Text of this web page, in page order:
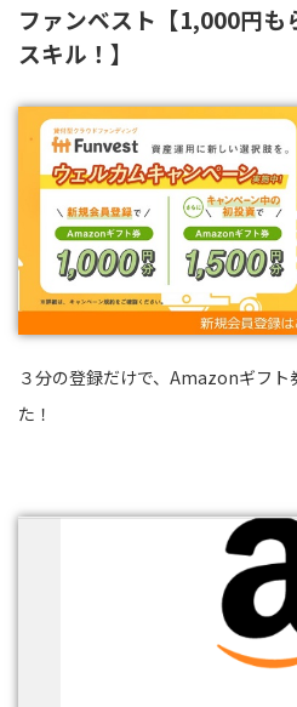
ファンベスト【1,000円も
スキル！】
３分の登録だけで、Amazonギフ
た！